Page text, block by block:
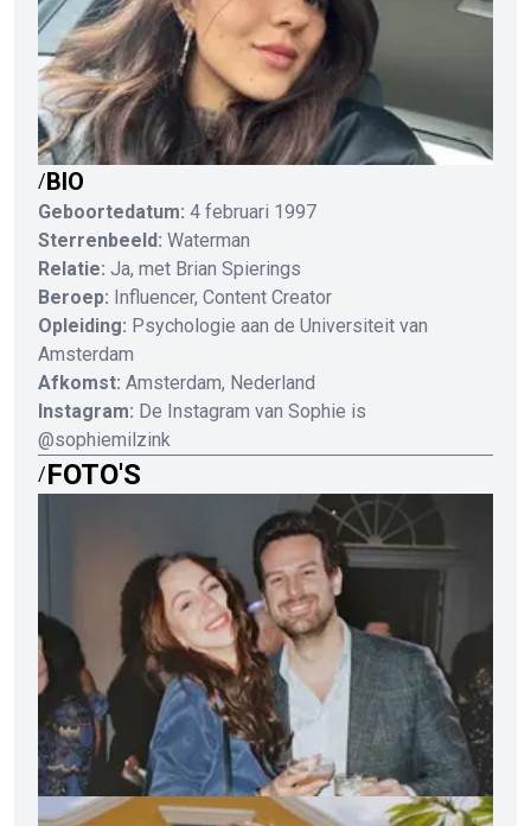
/BIO
Geboortedatum: 4 februari 1997
Sterrenbeeld: Waterman
Relatie: Ja, met Brian Spierings
Beroep: Influencer, Content Creator
Opleiding: Psychologie aan de Universiteit van
Amsterdam
Afkomst: Amsterdam, Nederland
Instagram: De Instagram van Sophie is
@sophiemilzink
/FOTO'S